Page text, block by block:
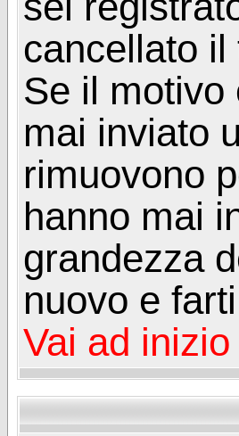
cancellato
Se il motivo
mai inviato
rimuovono
hanno mai
grandezza
nuovo e
Vai ad